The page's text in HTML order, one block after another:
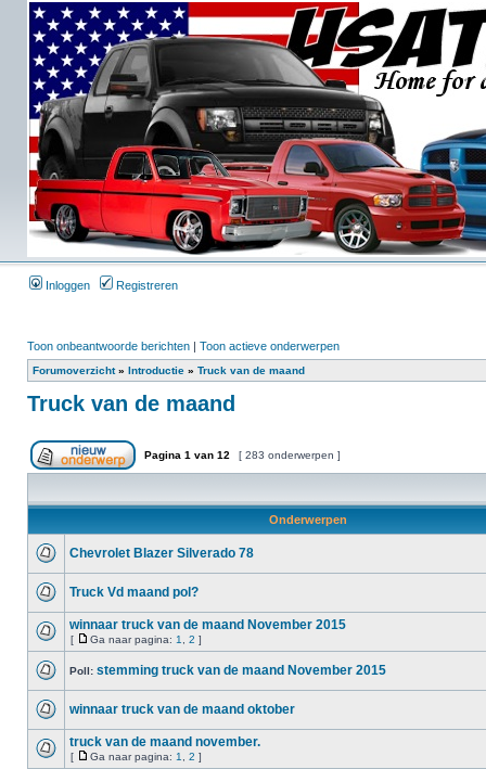
Inloggen Registreren
Toon onbeantwoorde berichten | Toon actieve onderwerpen
Forumoverzicht» Introductie » Truck van de maand
Truck van de maand
Pagina 1 van 12 [ 283 onderwerpen ]
Onderwerpen
Chevrolet Blazer Silverado 78
Truck Vd maand pol?
winnaar truck van de maand November 2015
[ Ga naar pagina: 1 2 ]
Poll: stemming truck van de maand November 2015
winnaar truck van de maand oktober
truck van de maand november.
[ Ga naar pagina: 1 2 ]